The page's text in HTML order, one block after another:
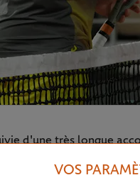
d'une très longue
soirée de ce Roland-
VOS